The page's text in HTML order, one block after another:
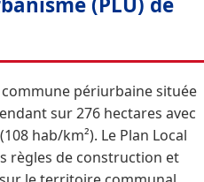
périurbaine située
sur 276 hectares avec
hab/km²). Le Plan Local
règles de construction et